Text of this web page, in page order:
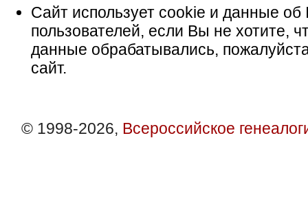
Сайт использует cookie и данные об
пользователей, если Вы не хотите,
данные обрабатывались,
сайт.
© 1998-2026, Всероссийское